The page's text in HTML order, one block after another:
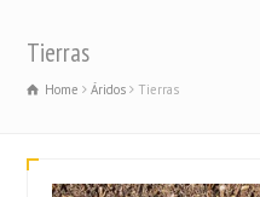
Tierras
Home Áridos Tierras